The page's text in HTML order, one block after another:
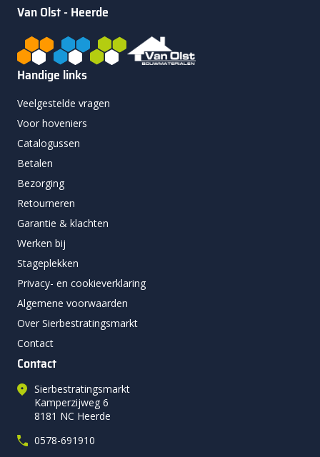
Van Olst - Heerde
Handige links
Veelgestelde vragen
Voor hoveniers
Catalogussen
Betalen
Bezorging
Retourneren
Garantie & klachten
Werken bij
Stageplekken
Privacy- en cookieverklaring
Algemene voorwaarden
Over Sierbestratingsmarkt
Contact
Contact
Sierbestratingsmarkt
Kamperzijweg 6
8181 NC Heerde
0578-691910